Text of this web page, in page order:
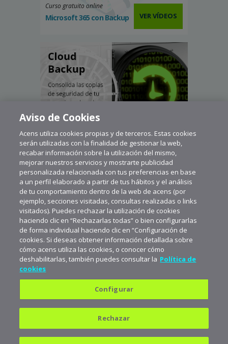
Curso gratuito online
Microsoft 365 con Backup VER VÍDEOS
Política de privacidad
Política de cookies
Aviso legal
mantenerte a la última
Aviso de Cookies
Acens utiliza cookies propias y de terceros. Estas cookies
serán utilizadas con la finalidad de gestionar la web,
recabar información sobre la utilización del mismo,
mejorar nuestros servicios y mostrarte publicidad
personalizada relacionada con tus preferencias en base
a un perfil elaborado a partir de tus hábitos y el análisis
de tu comportamiento dentro de la web de acens (por
ejemplo, secciones visitadas, consultas realizadas o links
visitados). Puedes rechazar la utilización de cookies
haciendo clic en “Rechazarlas todas” o bien configurarlas
de forma individual haciendo clic en “Configuración de
cookies. Si deseas obtener información detallada sobre
cómo acens utiliza las cookies, o conocer cómo
deshabilitarlas, también puedes consultar la Política de
cookies
Configurar
Rechazar